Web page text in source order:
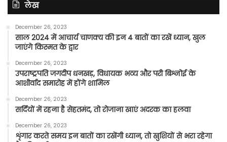
लेख
December 26, 2023
साल 2024 में आचार्य चाणक्य की इन 4 बातों का रखें ध्यान, खुल
जाएंगे किस्मत के द्वार
December 26, 2023
उपराष्ट्रपति जगदीप धनखड़, विधायक भव्य और परी बिश्नोई के
आशीर्वाद समारोह में होंगे शामिल
December 26, 2023
सर्दियों में रहना है सेहतमंद, तो रोजाना खाएं अदरक का हलवा
December 26, 2023
शृंगार करते समय इन बातों का रखेंगी ध्यान, तो खुशियों से भरा रहेगा